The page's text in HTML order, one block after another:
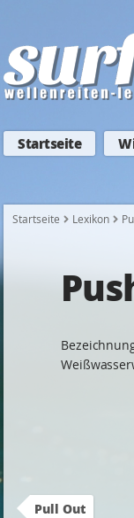
Startseite
Startseite Lexikon
Pull Out